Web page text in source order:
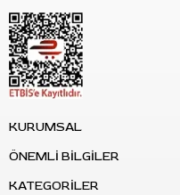
KURUMSAL
ÖNEMLİ BİLGİLER
KATEGORİLER